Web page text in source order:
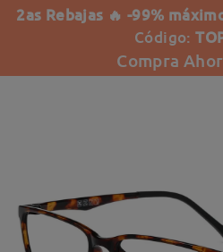
2as Rebajas 🔥 -99%
Código:
Compra